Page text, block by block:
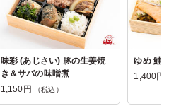
味彩 (あじさい) 豚の生姜焼
き＆サバの味噌煮
1,150円
（税込）
ゆめ 鮭
1,400円